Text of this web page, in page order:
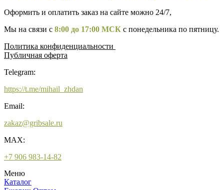
Оформить и оплатить заказ на сайте можно 24/7,
Мы на связи с 8:00 до 17:00 МСК с понедельника по пятницу.
Политика конфиденциальности
Публичная оферта
Telegram:
https://t.me/mihail_zhdan
Email:
zakaz@gribsale.ru
MAX:
+7 906 983-14-82
Меню
Каталог